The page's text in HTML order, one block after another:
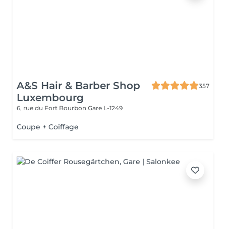
A&S Hair & Barber Shop
Luxembourg
357
6, rue du Fort Bourbon Gare L-1249
Coupe + Coiffage